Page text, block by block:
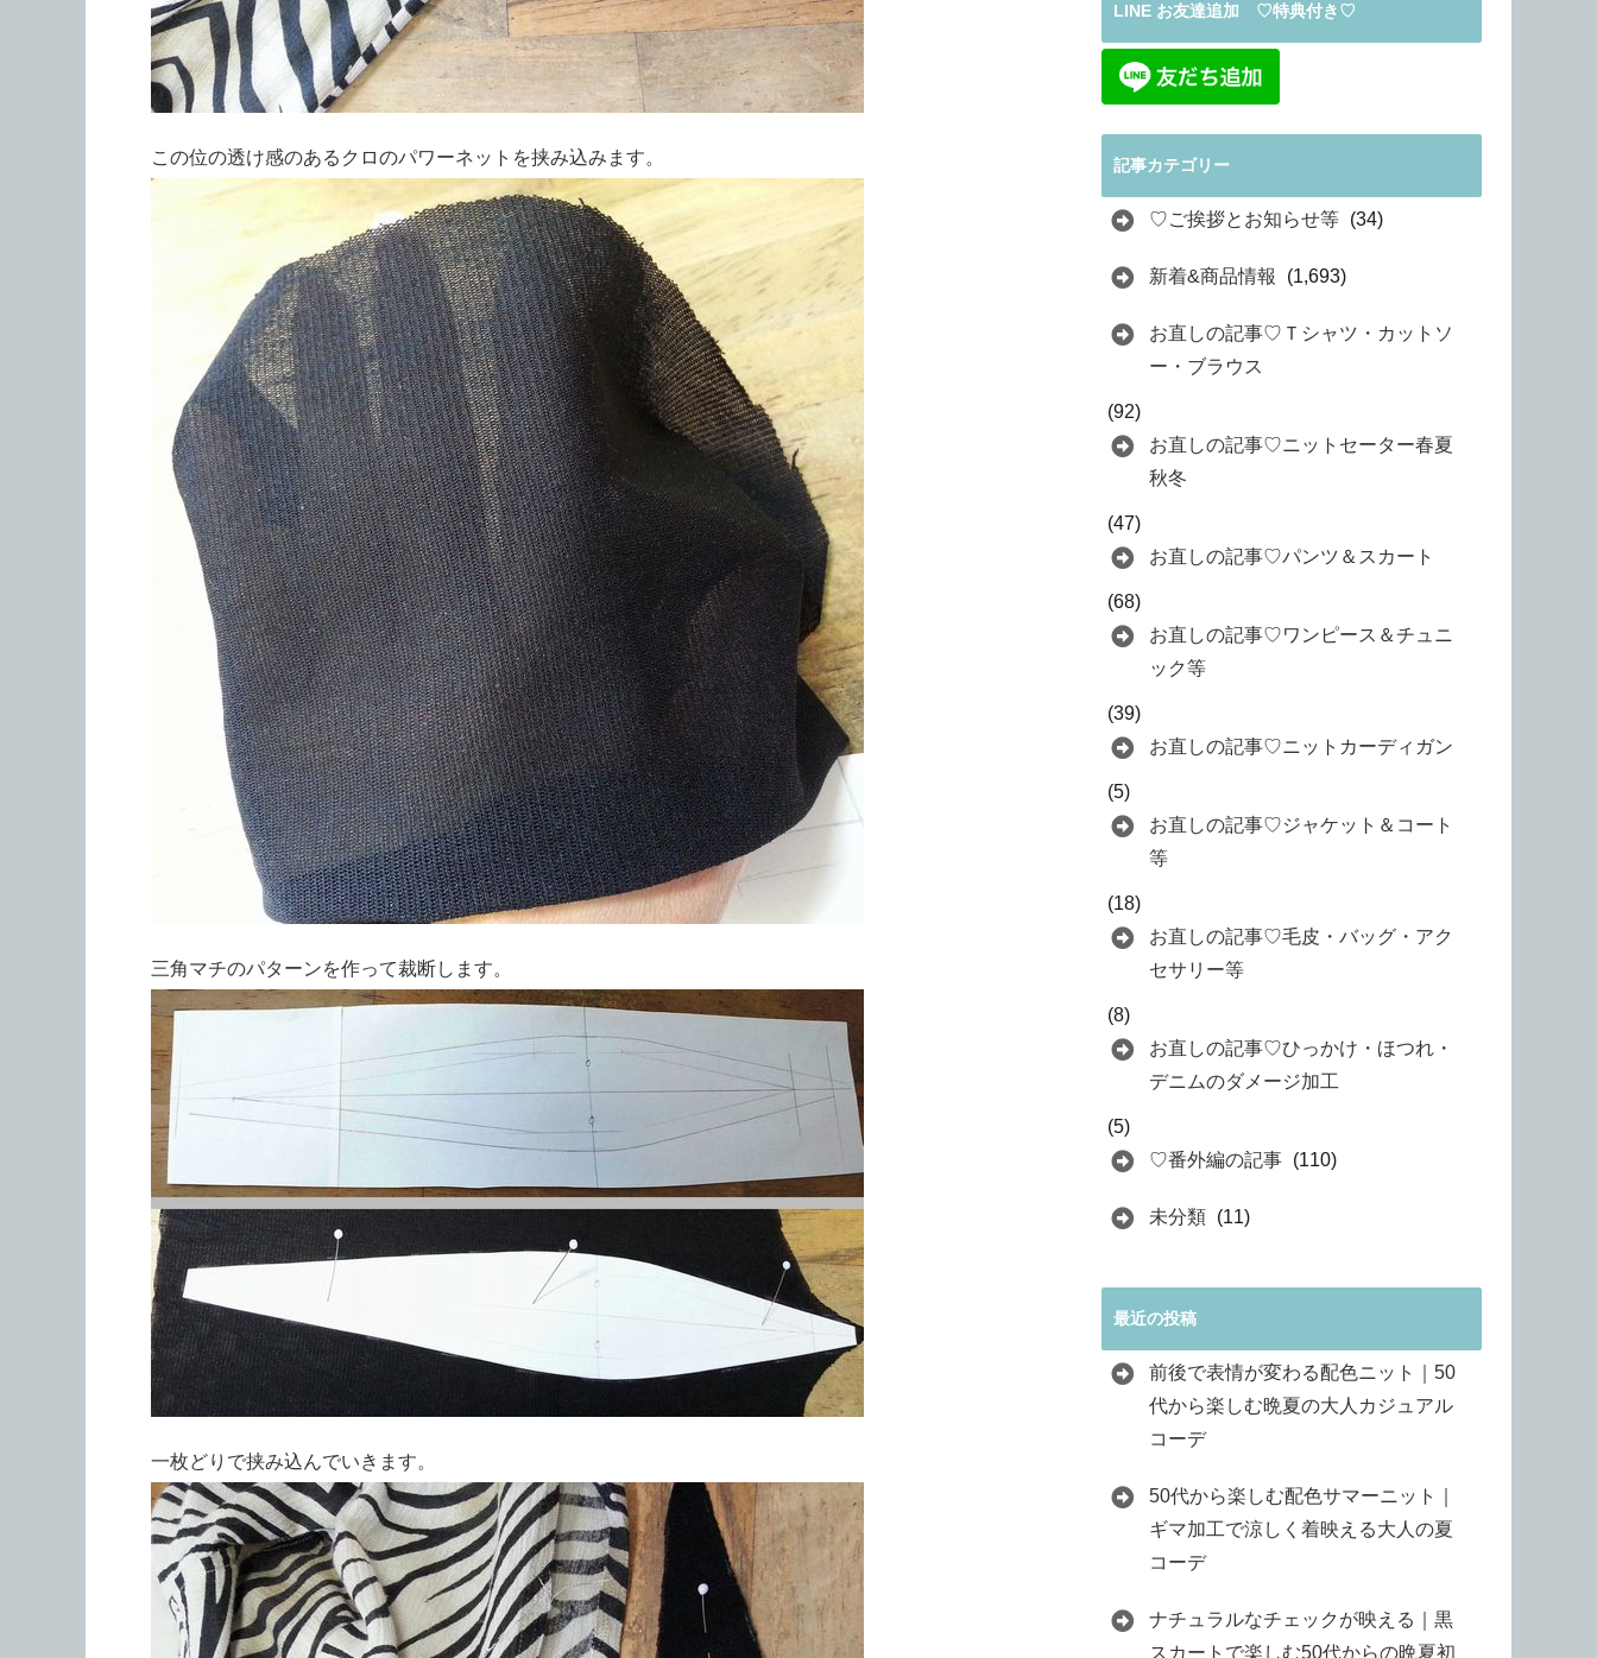
この位の透け感のあるクロのパワーネットを挟み込みます。
三角マチのパターンを作って裁断します。
一枚どりで挟み込んでいきます。
LINE お友達追加 ♡特典付き♡
記事カテゴリー
♡ご挨拶とお知らせ等 (34)
新着&商品情報 (1,693)
お直しの記事♡Ｔシャツ・カットソ
ー・ブラウス
(92)
お直しの記事♡ニットセーター春夏
秋冬
(47)
お直しの記事♡パンツ＆スカート
(68)
お直しの記事♡ワンピース＆チュニ
ック等
(39)
お直しの記事♡ニットカーディガン
(5)
お直しの記事♡ジャケット＆コート
等
(18)
お直しの記事♡毛皮・バッグ・アク
セサリー等
(8)
お直しの記事♡ひっかけ・ほつれ・
デニムのダメージ加工
(5)
♡番外編の記事 (110)
未分類 (11)
最近の投稿
前後で表情が変わる配色ニット｜50
代から楽しむ晩夏の大人カジュアル
コーデ
50代から楽しむ配色サマーニット｜
ギマ加工で涼しく着映える大人の夏
コーデ
ナチュラルなチェックが映える｜黒
スカートで楽しむ50代からの晩夏初